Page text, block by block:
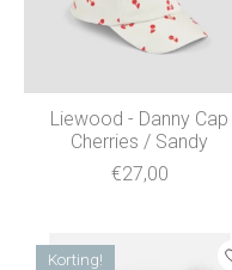
Liewood - Danny Cap
Cherries / Sandy
€27,00
Korting!